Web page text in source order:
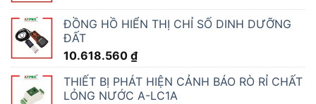
ĐỒNG HỒ HIỂN THỊ CHỈ SỐ DINH DƯỠNG
ĐẤT
10.618.560 ₫
THIẾT BỊ PHÁT HIỆN CẢNH BÁO RÒ RỈ CHẤT
LỎNG NƯỚC A-LC1A